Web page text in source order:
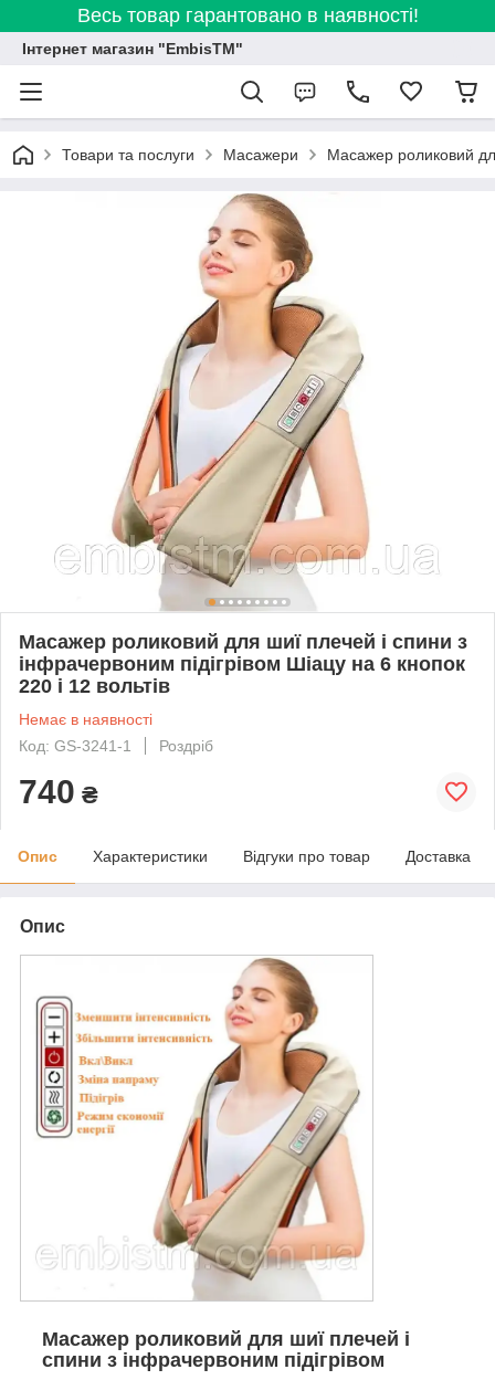
Весь товар гарантовано в наявності!
Інтернет магазин "EmbisTM"
Товари та послуги Масажери Масажер роликовий
Масажер роликовий для шиї плечей і спини з
інфрачервоним підігрівом Шіацу на 6 кнопок
220 і 12 вольтів
Немає в наявності
Код: GS-3241-1
Роздріб
740 ₴
Опис Характеристики Відгуки про товар Доставка
Опис
Масажер роликовий для шиї плечей і
спини з інфрачервоним підігрівом